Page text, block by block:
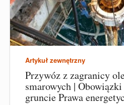
Artykuł zewnętrzny
Przywóz z zagranicy
smarowych |
gruncie Prawa